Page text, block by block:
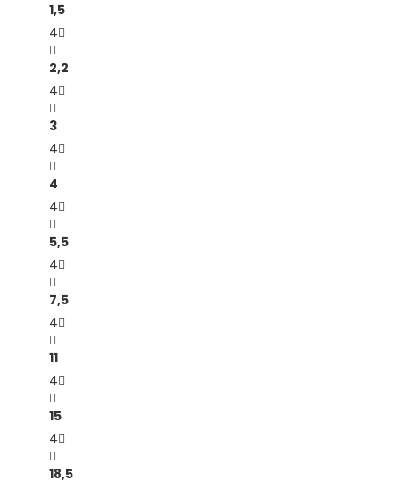
1,5
4
2,2
4
3
4
4
4
5,5
4
7,5
4
11
4
15
4
18,5